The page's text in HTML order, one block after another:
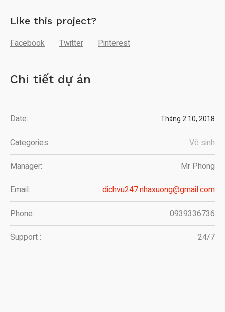
Like this project?
Facebook
Twitter Pinterest
Chi tiết dự án
Date: Tháng 2 10, 2018
Categories:
Vệ sinh
Manager:
Mr Phong
Email:
dichvu247.nhaxuong@gmail.com
Phone:
0939336736
Support :
24/7